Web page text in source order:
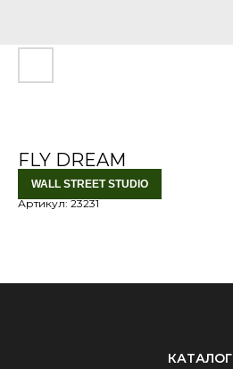
FLY DREAM
WALL STREET STUDIO
Артикул:23231
КАТАЛОГ